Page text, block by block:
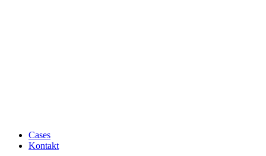
Cases
Kontakt